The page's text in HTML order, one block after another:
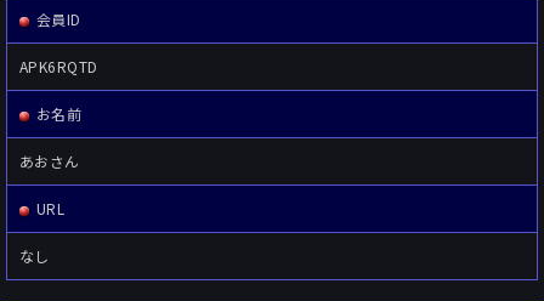
会員ID
APK6RQTD
お名前
あおさん
URL
なし